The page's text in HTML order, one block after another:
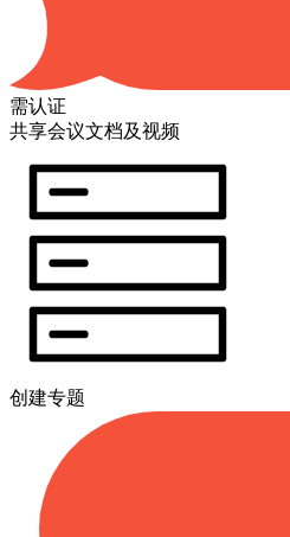
需认证
共享会议文档及视频
创建专题